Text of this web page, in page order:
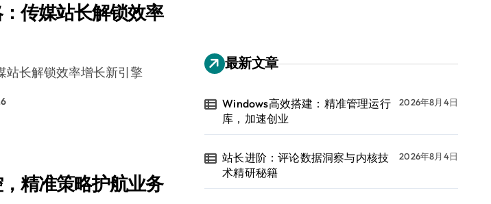
传媒站长解锁效率
站长解锁效率增长新引擎
精准策略护航业务
最新文章
Windows高效搭建：精准管理运行
库，加速创业
2026年8月4日
站长进阶：评论数据洞察与内核技
术精研秘籍
2026年8月4日